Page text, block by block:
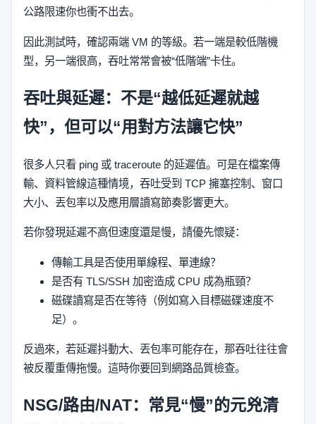
公路限速你也衝不出去。
因此測試時，確認兩端 VM 的等級。若一端是較低階機
型，另一端很高，吞吐常常會被“低階端”卡住。
吞吐與延遲：不是“越低延遲就越
快”，但可以“用對方法讓它快”
很多人只看 ping 或 traceroute 的延遲值。可是在檔案傳
輸、資料管線這種情境，吞吐受到 TCP 擁塞控制、窗口
大小、丟包率以及應用層讀寫節奏影響更大。
若你發現延遲不高但速度還是慢，請優先懷疑：
傳輸工具是否使用單線程、單連線？
是否有 TLS/SSH 加密造成 CPU 成為瓶頸？
磁碟讀寫是否在等待（例如寫入目標磁碟速度不
足）。
反過來，若延遲抖動大、丟包率可能存在，那吞吐往往會
被反覆重傳拖慢。這時你要回到網路品質檢查。
NSG/路由/NAT：常見“慢”的元兇清